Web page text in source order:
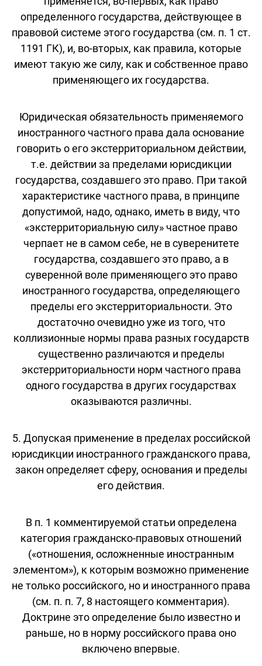
определенного государства, действующее в
правовой системе этого государства (см. п. 1 ст.
1191 ГК), и, во-вторых, как правила, которые
имеют такую же силу, как и собственное право
применяющего их государства.
Юридическая обязательность применяемого
иностранного частного права дала основание
говорить о его экстерриториальном действии,
т.е. действии за пределами юрисдикции
государства, создавшего это право. При такой
характеристике частного права, в принципе
допустимой, надо, однако, иметь в виду, что
«экстерриториальную силу» частное право
черпает не в самом себе, не в суверенитете
государства, создавшего это право, а в
суверенной воле применяющего это право
иностранного государства, определяющего
пределы его экстерриториальности. Это
достаточно очевидно уже из того, что
коллизионные нормы права разных государств
существенно различаются и пределы
экстерриториальности норм частного права
одного государства в других государствах
оказываются различны.
5. Допуская применение в пределах российской
юрисдикции иностранного гражданского права,
закон определяет сферу, основания и пределы
его действия.
В п. 1 комментируемой статьи определена
категория гражданско-правовых отношений
(«отношения, осложненные иностранным
элементом»), к которым возможно применение
не только российского, но и иностранного права
(см. п. п. 7, 8 настоящего комментария).
Доктрине это определение было известно и
раньше, но в норму российского права оно
включено впервые.